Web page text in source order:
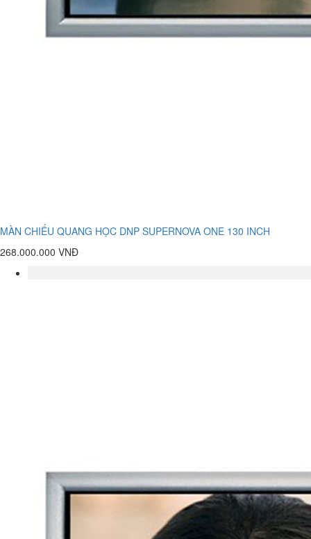
MÀN CHIẾU QUANG HỌC DNP SUPERNOVA ONE 130 INCH
268.000.000 VNĐ